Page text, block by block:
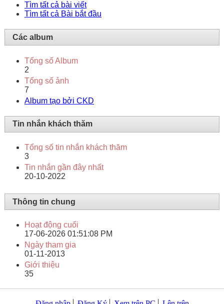
Tìm tất cả bài viết
Tìm tất cả Bài bắt đầu
Các album
Tổng số Album
2
Tổng số ảnh
7
Album tạo bởi CKD
Tin nhắn khách thăm
Tổng số tin nhắn khách thăm
3
Tin nhắn gần đây nhất
20-10-2022
Thông tin chung
Hoạt động cuối
17-06-2026 01:51:08 PM
Ngày tham gia
01-11-2013
Giới thiệu
35